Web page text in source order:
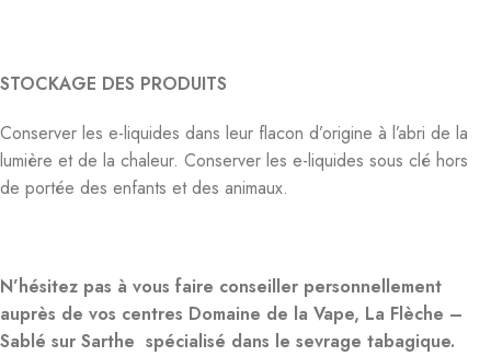
STOCKAGE DES PRODUITS
Conserver les e-liquides dans leur flacon d’origine à l’abri de la
lumière et de la chaleur. Conserver les e-liquides sous clé hors
de portée des enfants et des animaux.
N’hésitez pas à vous faire conseiller personnellement
auprès de vos centres Domaine de la Vape, La Flèche –
Sablé sur Sarthe spécialisé dans le sevrage tabagique.